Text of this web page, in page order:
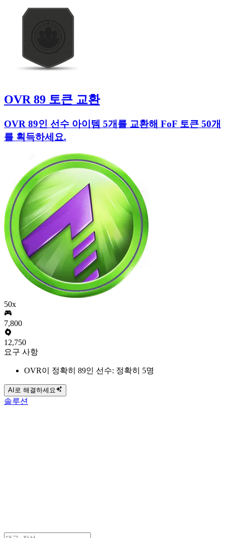
OVR 89 토큰 교환
OVR 89인 선수 아이템 5개를 교환해 FoF 토큰 50개
를 획득하세요.
50x
7,800
12,750
요구 사항
OVR이 정확히 89인 선수: 정확히 5명
AI로 해결하세요
솔루션